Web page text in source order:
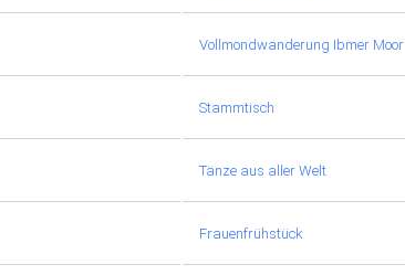
Vollmondwanderung Ibmer Moor
Stammtisch
Tänze aus aller Welt
Frauenfrühstück